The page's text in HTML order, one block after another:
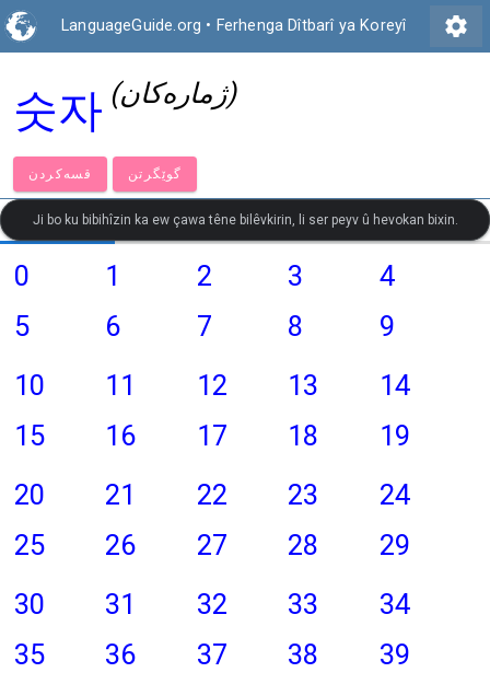
LanguageGuide.org • Ferhenga Dîtbarî ya Koreyî settings
숫자 (ژمارەكان)
قسەكردن گوێگرتن
Ji bo ku bibihîzin ka ew çawa têne bilêvkirin, li ser peyv û hevokan bixin.
0 1 2 3
4
5
6 7 8
9
10
11 12 13
14
15
16 17 18
19
20
21 22 23
24
25
26 27 28
29
30
31 32 33
34
35
36 37 38
39